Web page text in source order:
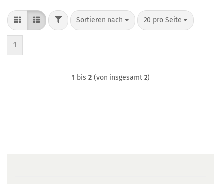
FILTERSortieren nach
Sortieren nach 20 pro Seite
pro Seite
1
1 bis 2(von insgesamt 2)